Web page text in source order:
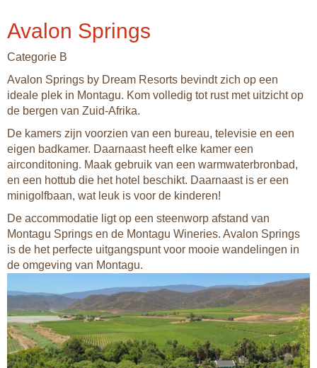
Avalon Springs
Categorie B
Avalon Springs by Dream Resorts bevindt zich op een
ideale plek in Montagu. Kom volledig tot rust met uitzicht op
de bergen van Zuid-Afrika.
De kamers zijn voorzien van een bureau, televisie en een
eigen badkamer. Daarnaast heeft elke kamer een
airconditoning. Maak gebruik van een warmwaterbronbad,
en een hottub die het hotel beschikt. Daarnaast is er een
minigolfbaan, wat leuk is voor de kinderen!
De accommodatie ligt op een steenworp afstand van
Montagu Springs en de Montagu Wineries. Avalon Springs
is de het perfecte uitgangspunt voor mooie wandelingen in
de omgeving van Montagu.